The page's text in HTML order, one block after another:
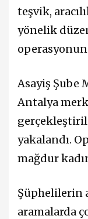
teşvik,
yönelik
Asayiş Şube
Antalya
yakalandı.
mağdur
Şüphelilerin
aramalarda